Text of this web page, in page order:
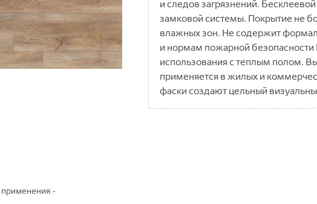
и следов загрязнений.
замковой системы. Покрытие не
влажных зон. Не содержит
и нормам пожарной
использования с теплым полом.
применяется в жилых и
фаски создают цельный
применения -